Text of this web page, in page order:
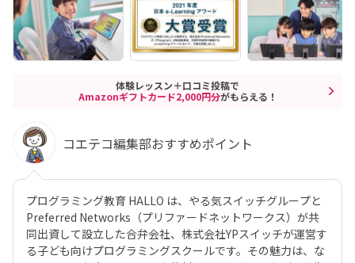
体験レッスン＋口コミ投稿で
Amazonギフトカード2,000円分がもらえる！
コエテコ編集部おすすめポイント
プログラミング教育 HALLO は、やる気スイッチグループと
Preferred Networks（プリファードネットワークス）が共
同出資して設立した合弁会社、株式会社YPスイッチが運営す
る子ども向けプログラミングスクールです。その魅力は、な